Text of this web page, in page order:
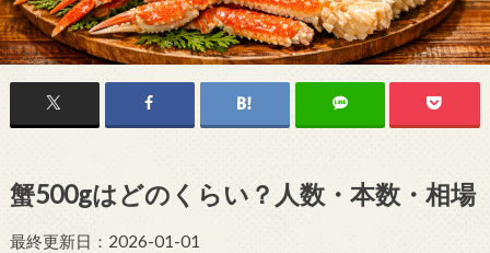
蟹500gはどのくらい？人数・本数・相場
最終更新日：2026-01-01